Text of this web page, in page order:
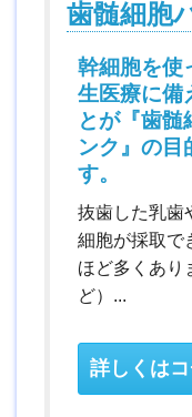
歯髄細胞
幹細胞を使
生医療に備
とが『歯髄
ンク』の目
す。
抜歯した乳歯
細胞が採取で
ほど多くあり
ど）...
詳しくは